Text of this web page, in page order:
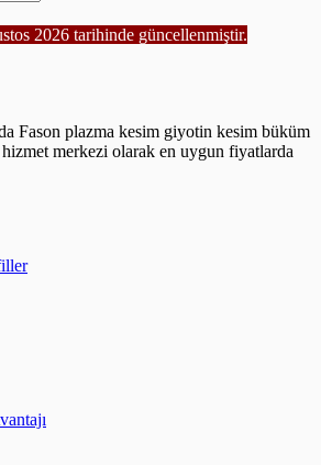
2026 tarihinde güncellenmiştir.
Fason plazma kesim giyotin kesim büküm
merkezi olarak en uygun fiyatlarda